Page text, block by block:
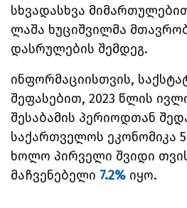
სხვადასხვა
ლაშა ხუციშვილმა
დასრულების შემდეგ.
ინფორმაციისთვის,
შეფასებით, 2023 წლის
შესაბამის პერიოდთან
საქართველოს ეკონომიკა
ხოლო პირველი შვიდი
მაჩვენებელი 7.2% იყო.